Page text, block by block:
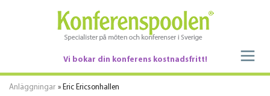
Vi bokar din konferens kostnadsfritt!
Anläggningar » Eric Ericsonhallen